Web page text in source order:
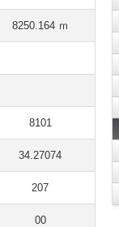
8250.164 ｍ
8101
34.27074
207
00